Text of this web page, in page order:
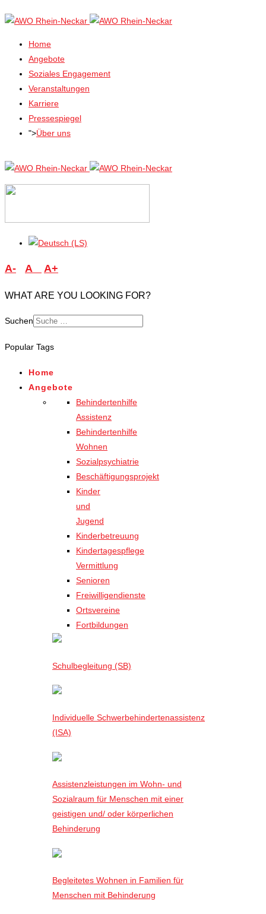
Home
Angebote
Soziales Engagement
Veranstaltungen
Karriere
Pressespiegel
">Über uns
A- A A+
WHAT ARE YOU LOOKING FOR?
Suchen
Popular Tags
Home
Angebote
Behindertenhilfe
Assistenz
Behindertenhilfe
Wohnen
Sozialpsychiatrie
Beschäftigungsprojekt
Kinder
und
Jugend
Kinderbetreuung
Kindertagespflege
Vermittlung
Senioren
Freiwilligendienste
Ortsvereine
Fortbildungen
Schulbegleitung (SB)
Individuelle Schwerbehindertenassistenz
(ISA)
Assistenzleistungen im Wohn- und
Sozialraum für Menschen mit einer
geistigen und/ oder körperlichen
Behinderung
Begleitetes Wohnen in Familien für
Menschen mit Behinderung